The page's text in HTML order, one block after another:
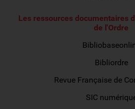
Les ressources documentaires
de l'Ordre
Bibliordre
Revue Française de
SIC